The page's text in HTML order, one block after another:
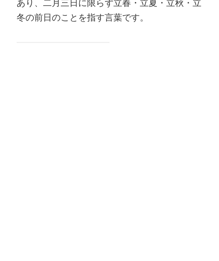
あり、二月三日に限らず立春・立夏・立秋・立
冬の前日のことを指す言葉です。